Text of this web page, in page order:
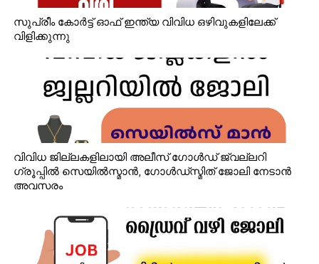
സുപ്രീം കോർട്ട് ഓഫ് ഇന്ത്യ വിവിധ ഒഴിവുകളിലേക്ക്
വിളിക്കുന്നു
വിവിധ ജില്ലകളിലായി അലീസ് ഗോൾഡ് ജ്വല്ലറി
ഗ്രൂപ്പിൽ സെയിൽസ്മാൻ, ഗോൾഡ്‌സ്മിത് ജോലി നേടാൻ
അവസരം